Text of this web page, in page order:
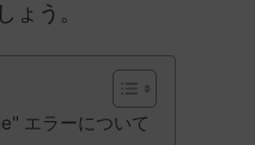
ょう。
エラーについて